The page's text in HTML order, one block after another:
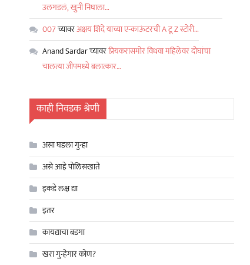
उलगडलं, खुनी निघाला…
007च्यावरअक्षय शिंदे याच्या एन्काऊंटरची A टू Z स्टोरी…
Anand Sardarच्यावरप्रियकरासमोर विधवा महिलेवर दोघांचा
चालत्या जीपमध्ये बलात्कार…
काही निवडक श्रेणी
असा घडला गुन्हा
असे आहे पोलिसखाते
इकडे लक्ष द्या
इतर
कायद्याचा बडगा
खरा गुन्हेगार कोण?